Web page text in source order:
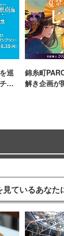
巡
ャ
錦糸町
解き企画が
見ているあなた